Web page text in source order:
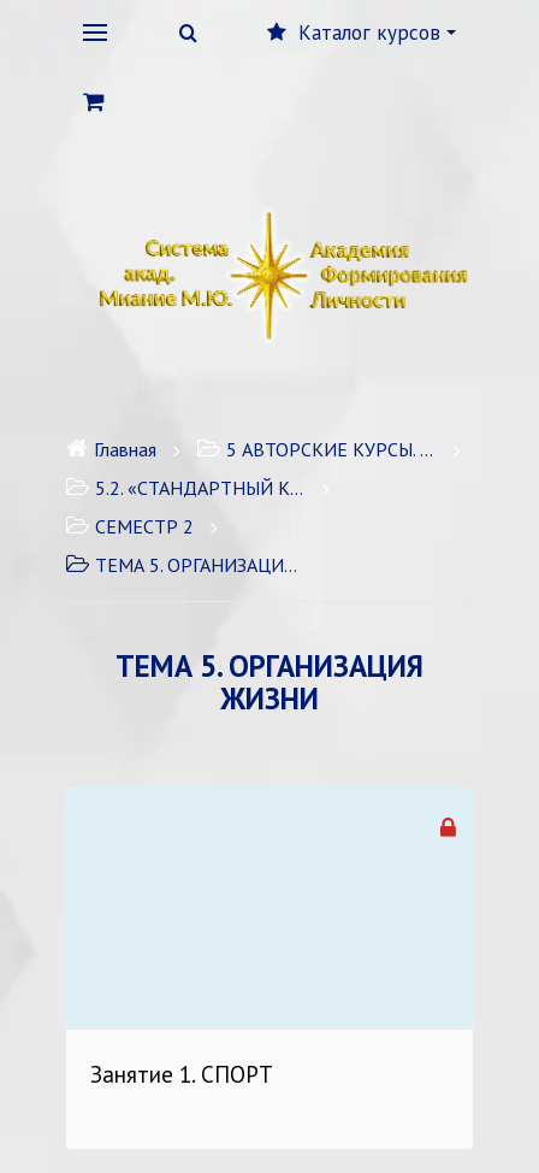
Каталог курсов
Главная
5 АВТОРСКИЕ КУРСЫ. ЛИЧНОСТНЫЙ РОСТ
5.2. «СТАНДАРТНЫЙ КОУЧИНГ» / 1 курс
СЕМЕСТР 2
ТЕМА 5. ОРГАНИЗАЦИЯ ЖИЗНИ
ТЕМА 5. ОРГАНИЗАЦИЯ
ЖИЗНИ
Занятие 1. СПОРТ